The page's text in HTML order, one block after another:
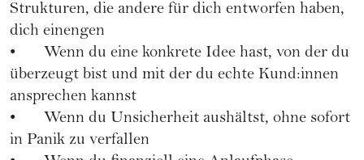
Strukturen, die andere für dich entworfen haben,
dich einengen
• Wenn du eine konkrete Idee hast, von der du
überzeugt bist und mit der du echte Kund:innen
ansprechen kannst
• Wenn du Unsicherheit aushältst, ohne sofort
in Panik zu verfallen